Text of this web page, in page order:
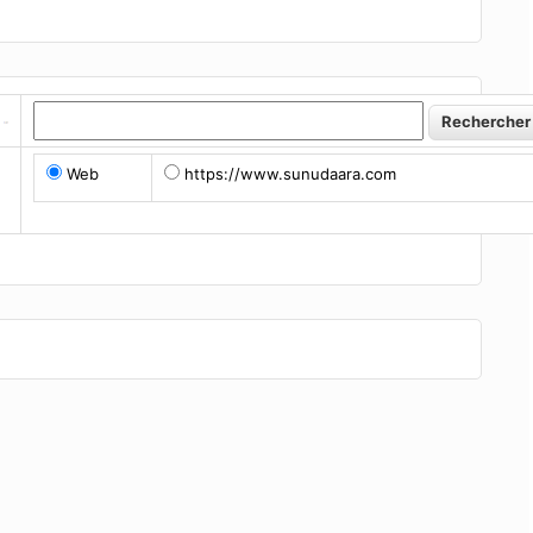
Web https://www.sunudaara.com